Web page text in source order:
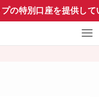
の特別口座を提供し